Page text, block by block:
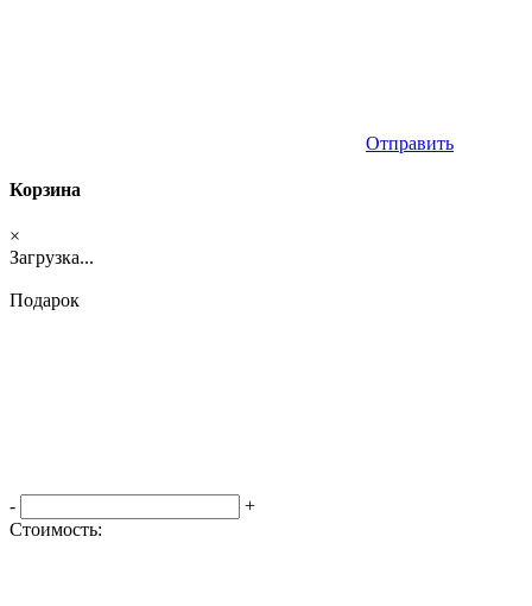
Отправить
Корзина
×
Загрузка...
Подарок
-
+
Стоимость: